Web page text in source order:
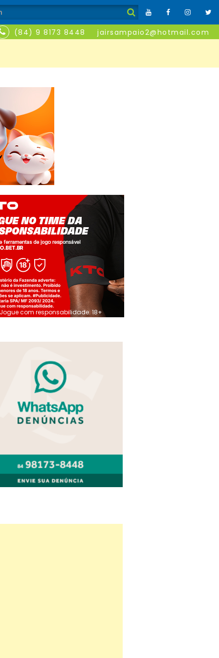
(84) 9 8173 8448 jairsampaio2@hotmail.com
Jogue com responsabilidade. 18+